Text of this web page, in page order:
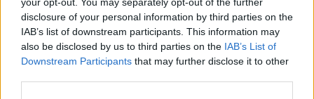
disclosure of your personal information by third parties on the
IAB’s list of downstream participants. This information may
also be disclosed by us to third parties on the IAB’s List of
Downstream Participants that may further disclose it to other
ültethetném be olyan fával, amit én akarnék, csak
tölggyel, mert a méltóságos hivatal mást nem
kegyeskedik megengedni.”
Ez nem igaz. Az akác, vagy egyéb idegenhonos, pláne